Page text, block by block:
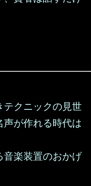
テクニックの見世
が作れる時代は
音楽装置のおかげ